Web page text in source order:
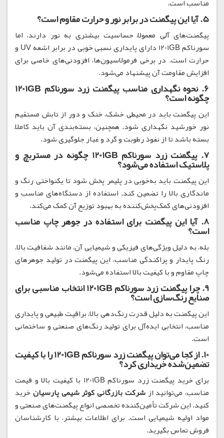
مناسب است.
5. آیا این پیگمنت در برابر نور و حرارت مقاوم است؟
پیگمنت‌های آلی معمولاً حساسیت بیشتری به نور دارند، اما
سورناکم 1201GB دارای پایداری نسبی خوبی در برابر اشعه UV و
حرارت است. در برخی فرمولاسیون‌ها، افزودنی‌های خاصی برای
افزایش مقاومت آن پیشنهاد می‌شود.
6. نحوه نگهداری مناسب پیگمنت زرد سورناکم 1201GB
چگونه است؟
این پیگمنت باید در محیطی خشک، خنک و دور از تابش مستقیم
نور خورشید نگهداری شود. همچنین، بسته‌بندی آن باید کاملاً
بسته باشد تا از نفوذ رطوبت و گرد و غبار جلوگیری شود.
7. پیگمنت زرد سورناکم 1201GB چگونه در مستربچ و
پلاستیک استفاده می‌شود؟
این پیگمنت باید به‌خوبی در پلیمر پخش شود تا یکنواختی رنگ و
ماندگاری بالا را تضمین کند. استفاده از دستگاه‌های مناسب و
افزودنی‌های کمک‌پخش‌کننده به بهبود توزیع آن کمک می‌کند.
8. آیا این پیگمنت برای استفاده در جوهر چاپ مناسب
است؟
بله، به دلیل ویژگی‌های فیزیکی و شیمیایی آن، مانند شفافیت بالا،
رنگ پایدار و پراکندگی مناسب، این پیگمنت در تولید جوهرهای
چاپ مقاوم و با کیفیت بالا استفاده می‌شود.
9. چرا پیگمنت زرد سورناکم 1201GB انتخاب مناسبی برای
صنایع رنگ‌سازی است؟
این پیگمنت به دلیل قدرت رنگ‌دهی بالا، براقیت طبیعی و پایداری
مناسب، انتخابی ایده‌آل برای تولید رنگ‌های صنعتی و ساختمانی
است.
10. از کجا می‌توان پیگمنت زرد سورناکم 1201GB را با کیفیت
تضمین‌شده خریداری کرد؟
برای خرید پیگمنت زرد سورناکم 1201GB با کیفیت بالا و قیمت
مناسب، می‌توانید ازشرکت بازرگانی کوثر شیمی پارسیان خرید
کنید. این شرکت تأمین‌کننده تخصصی انواع پیگمنت‌های صنعتی و
مواد اولیه شیمیایی است. برای اطلاعات بیشتر، با کارشناسان
فروش تماس بگیرید.